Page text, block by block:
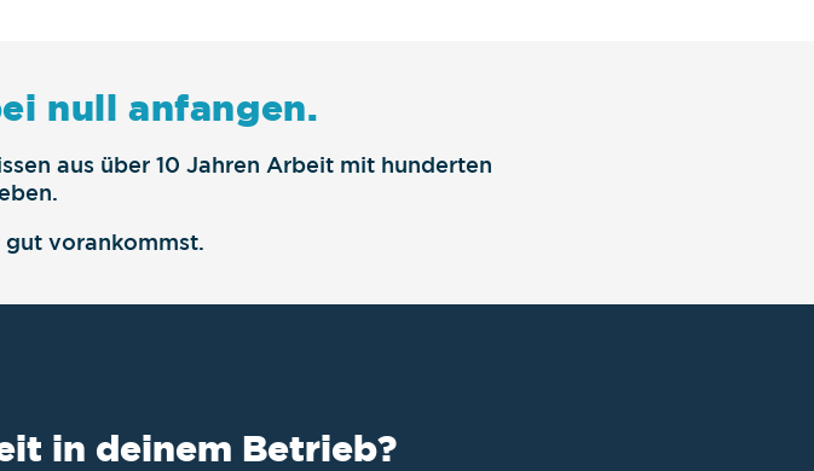
null anfangen.
aus über 10 Jahren Arbeit mit hunderten
gut vorankommst.
in deinem Betrieb?